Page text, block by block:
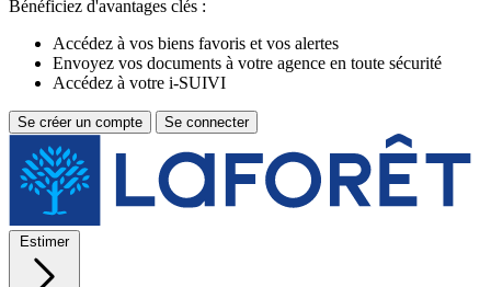
Bénéficiez d'avantages clés :
Accédez à vos biens favoris et vos alertes
Envoyez vos documents à votre agence en toute sécurité
Accédez à votre i-SUIVI
Se créer un compte Se connecter
Estimer